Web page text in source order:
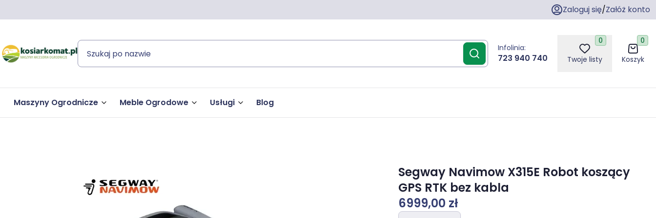
Zaloguj się/Załóż konto
Infolinia:
723 940 740 Twoje listy
0
Koszyk
0
Maszyny Ogrodnicze
Roboty Koszące
Meble Ogrodowe Usługi Blog
Segway Navimow X315E Robot koszący
GPS RTK bez kabla
6999,00 zł